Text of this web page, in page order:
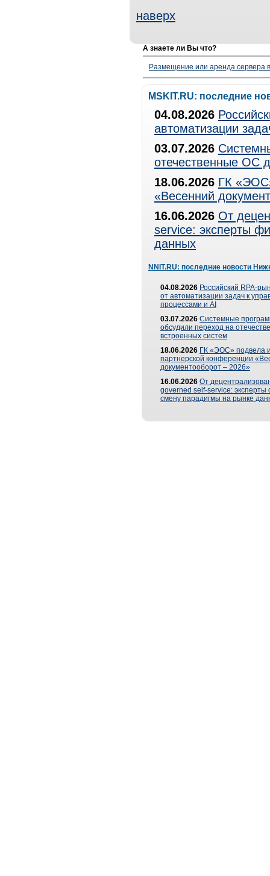
наверх
А знаете ли Вы что?
Размещение или аренда сервера
MSKIT.RU: последние
04.08.2026
автоматизации
03.07.2026
отечественные ОС
18.06.2026 ГК
«Весенний
16.06.2026 От
service: эксперты
данных
NNIT.RU: последние новости
04.08.2026 Российский RPA-
от автоматизации задач к
процессами и AI
03.07.2026 Системные
обсудили переход на
встроенных систем
18.06.2026 ГК «ЭОС» подвела
партнерской конференции
документооборот – 2026»
16.06.2026 От
governed self-service: эксперты
смену парадигмы на рынке